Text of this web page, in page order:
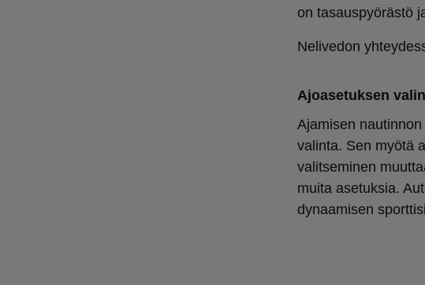
on tasauspyörästö
Nelivedon
Ajoasetuksen
Ajamisen
valinta. Sen myötä
valitseminen
muita asetuksia.
dynaamisen